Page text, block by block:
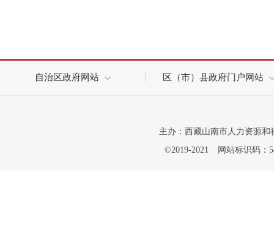
自治区政府网站 区（市）县政府门户网站
主办：西藏山南市人力资源和
©2019-2021
网站标识码：